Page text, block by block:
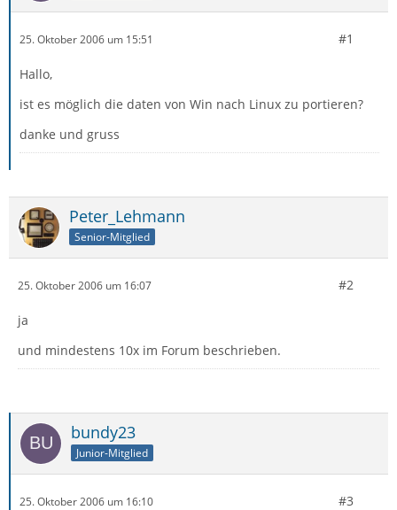
25. Oktober 2006 um 15:51 #1
Hallo,
ist es möglich die daten von Win nach Linux zu portieren?
danke und gruss
Peter_Lehmann
Senior-Mitglied
25. Oktober 2006 um 16:07 #2
ja
und mindestens 10x im Forum beschrieben.
bundy23
Junior-Mitglied
25. Oktober 2006 um 16:10 #3